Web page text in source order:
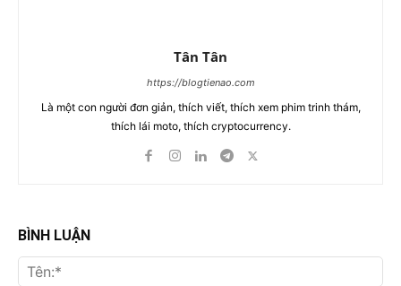
Tân Tân
https://blogtienao.com
Là một con người đơn giản, thích viết, thích xem phim trinh thám,
thích lái moto, thích cryptocurrency.
BÌNH LUẬN